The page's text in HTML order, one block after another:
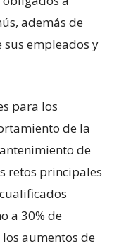
además de
empleados y
para los
de la
de
retos principales
a 30% de
aumentos de